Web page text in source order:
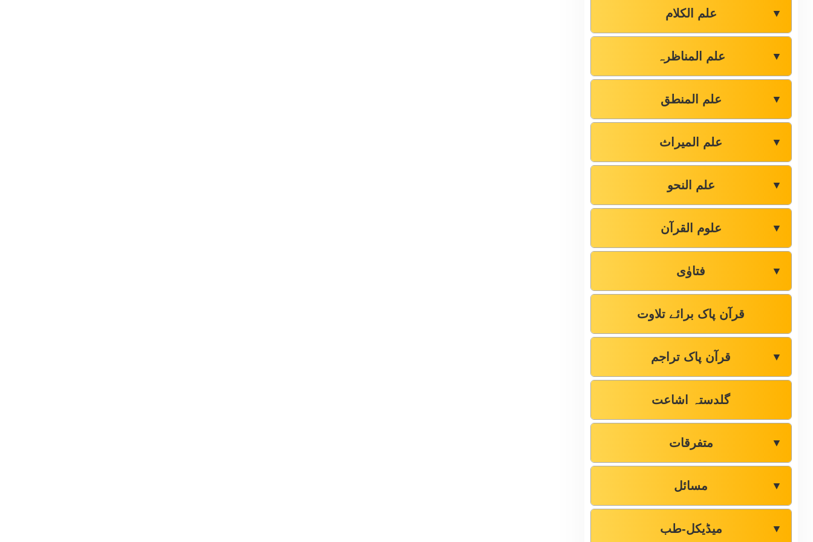
علم الکلام ▼
علم المناظرہ ▼
علم المنطق ▼
علم المیراث ▼
علم النحو ▼
علوم القرآن ▼
فتاوٰی ▼
قرآن پاک برائے تلاوت
قرآن پاک تراجم ▼
گلدستہ اشاعت
متفرقات ▼
مسائل ▼
میڈیکل-طب ▼